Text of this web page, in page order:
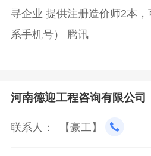
寻企业 提供注册造价师2本
系手机号） 腾讯
河南德迎工程咨询有限公司
联系人： 【豪工】